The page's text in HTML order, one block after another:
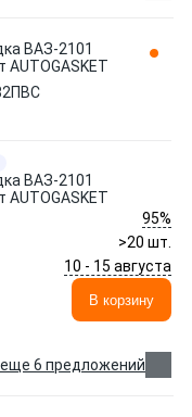
ВАЗ-2101
ВАЗ-2101
95%
>20 шт.
10 - 15 августа
В корзину
еще 6 предложений